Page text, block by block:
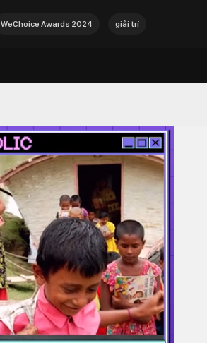
WeChoice Awards 2024 giải trí